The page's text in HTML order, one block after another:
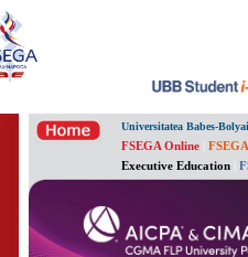
Universitatea Babes-Bolyai
FSEGA Online
Executive Education